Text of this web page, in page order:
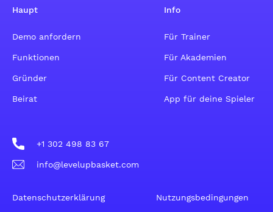
Haupt
Demo anfordern
Funktionen
Gründer
Beirat
Info
Für Trainer
Für Akademien
Für Content Creator
App für deine Spieler
+1 302 498 83 67
info@levelupbasket.com
Datenschutzerklärung Nutzungsbedingungen